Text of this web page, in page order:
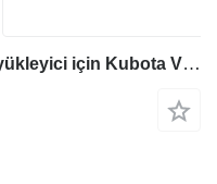
Bobcat T 140 AHC paletli mini yükleyici için Kubota V2203 motor